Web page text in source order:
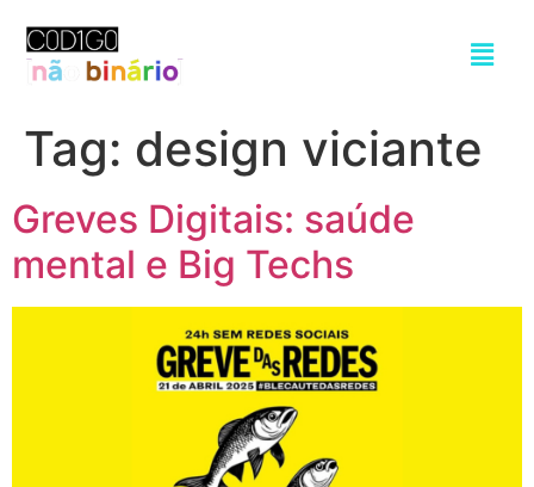
Tag: design viciante
Greves Digitais: saúde
mental e Big Techs